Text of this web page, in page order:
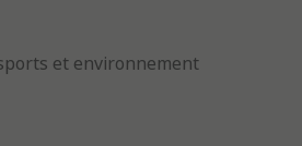
et environnement